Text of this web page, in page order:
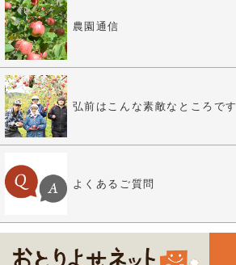
農園通信
弘前はこんな素敵なところです
よくあるご質問